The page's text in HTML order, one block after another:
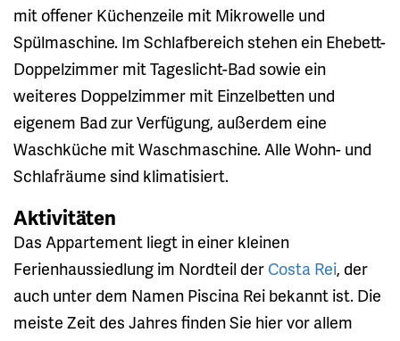
mit offener Küchenzeile mit Mikrowelle und
Spülmaschine. Im Schlafbereich stehen ein Ehebett-
Doppelzimmer mit Tageslicht-Bad sowie ein
weiteres Doppelzimmer mit Einzelbetten und
eigenem Bad zur Verfügung, außerdem eine
Waschküche mit Waschmaschine. Alle Wohn- und
Schlafräume sind klimatisiert.
Aktivitäten
Das Appartement liegt in einer kleinen
Ferienhaussiedlung im Nordteil der Costa Rei, der
auch unter dem Namen Piscina Rei bekannt ist. Die
meiste Zeit des Jahres finden Sie hier vor allem